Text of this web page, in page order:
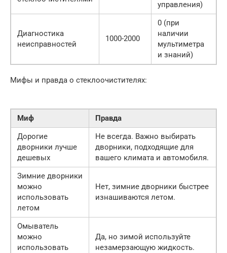
управления)
Диагностика
неисправностей
1000-2000
0 (при
наличии
мультиметра
и знаний)
Мифы и правда о стеклоочистителях:
Миф
Правда
Дорогие
дворники лучше
дешевых
Не всегда. Важно выбирать
дворники, подходящие для
вашего климата и автомобиля.
Зимние дворники
можно
использовать
летом
Нет, зимние дворники быстрее
изнашиваются летом.
Омыватель
можно
использовать
Да, но зимой используйте
незамерзающую жидкость.